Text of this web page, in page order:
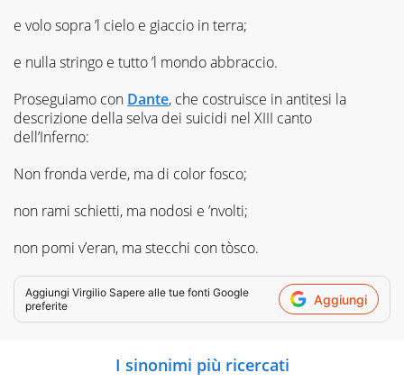
e volo sopra ’l cielo e giaccio in terra;
e nulla stringo e tutto ’l mondo abbraccio.
Proseguiamo con Dante, che costruisce in antitesi la
descrizione della selva dei suicidi nel XIII canto
dell’Inferno:
Non fronda verde, ma di color fosco;
non rami schietti, ma nodosi e ’nvolti;
non pomi v’eran, ma stecchi con tòsco.
Aggiungi Virgilio Sapere alle tue fonti Google
preferite
Aggiungi
I sinonimi più ricercati